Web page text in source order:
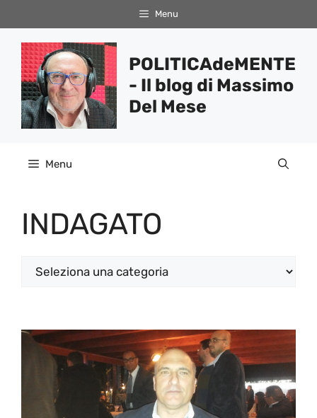
al
contenuto
Menu
POLITICAdeMENTE
- Il blog di Massimo
Del Mese
Menu
INDAGATO
Categorie